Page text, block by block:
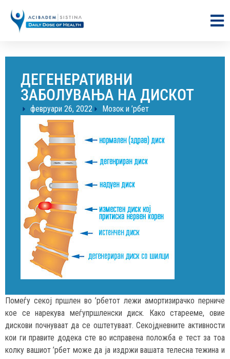
ДЕГЕНЕРАТИВНИ
ЗАБОЛУВАЊА НА ДИСКОТ
февруари 26, 2022 Мозок и ’рбет
Помеѓу секој пршлен во ’рбетот лежи амортизирачко перниче
кое се нарекува меѓупршленски диск. Како старееме, овие
дискови почнуваат да се оштетуваат. Секојдневните активности
кои ги правите додека сте во исправена положба е тест за тоа
колку вашиот ’рбет може да ја издржи вашата телесна тежина и